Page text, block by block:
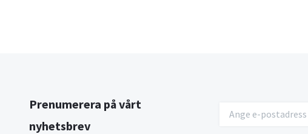
Prenumerera på vårt
nyhetsbrev